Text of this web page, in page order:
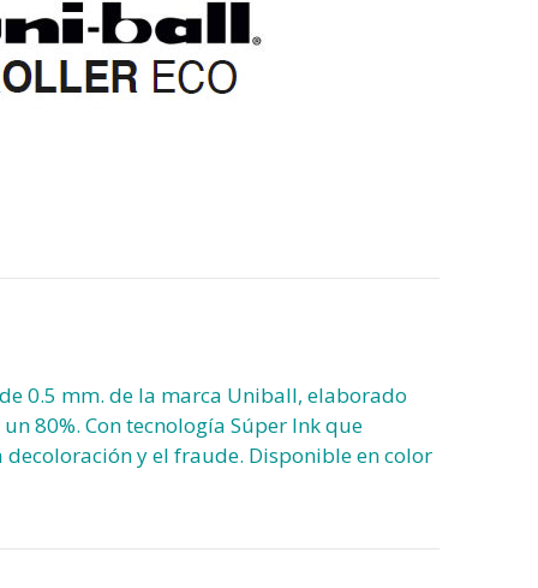
0.5 mm. de la marca Uniball, elaborado
80%. Con tecnología Súper Ink que
y el fraude. Disponible en color